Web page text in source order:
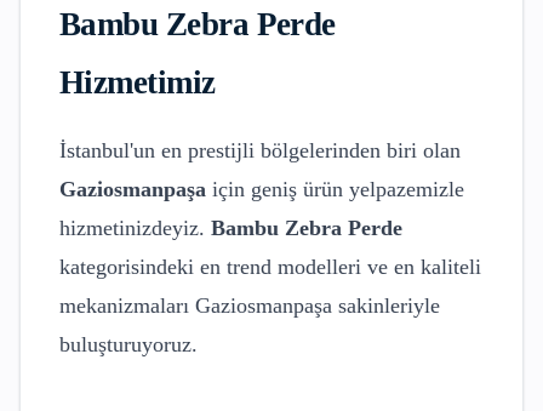
Bambu Zebra Perde
Hizmetimiz
İstanbul'un en prestijli bölgelerinden biri olan
Gaziosmanpaşa için geniş ürün yelpazemizle
hizmetinizdeyiz. Bambu Zebra Perde
kategorisindeki en trend modelleri ve en kaliteli
mekanizmaları Gaziosmanpaşa sakinleriyle
buluşturuyoruz.